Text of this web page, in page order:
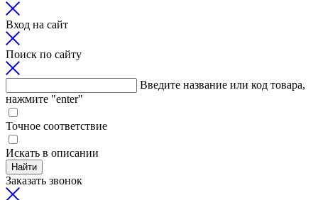
Вход на сайт
Поиск по сайту
Введите название или код товара,
нажмите "enter"
Точное соответствие
Искать в описании
Найти
Заказать звонок